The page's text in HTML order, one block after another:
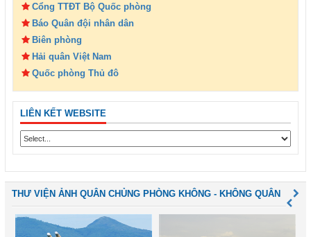
Cổng TTĐT Bộ Quốc phòng
Báo Quân đội nhân dân
Biên phòng
Hải quân Việt Nam
Quốc phòng Thủ đô
LIÊN KẾT WEBSITE
THƯ VIỆN ẢNH QUÂN CHỦNG PHÒNG KHÔNG - KHÔNG QUÂN